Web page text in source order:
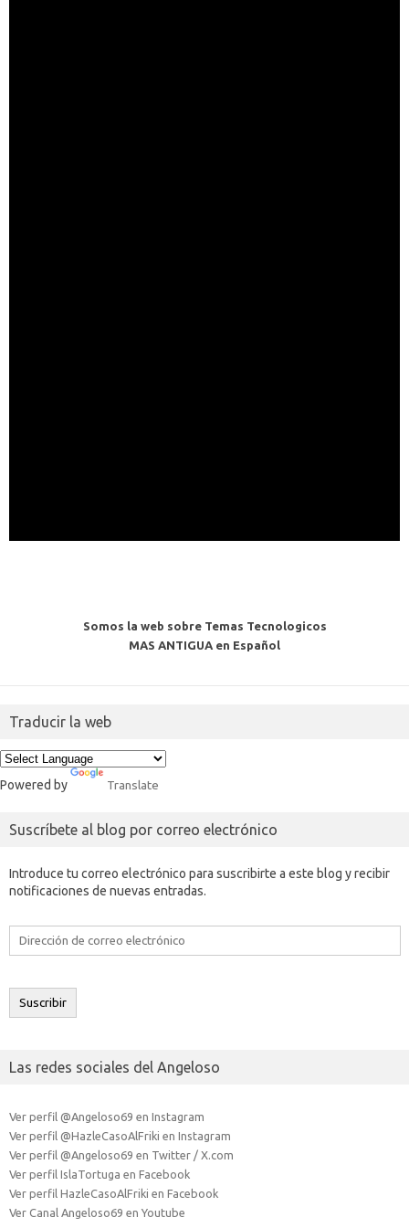
Somos la web sobre Temas Tecnologicos
MAS ANTIGUA en Español
Traducir la web
Powered by Translate
Suscríbete al blog por correo electrónico
Introduce tu correo electrónico para suscribirte a este blog y recibir
notificaciones de nuevas entradas.
Dirección
electrónico
Suscribir
Las redes sociales del Angeloso
Ver perfil @Angeloso69 en Instagram
Ver perfil @HazleCasoAlFriki en Instagram
Ver perfil @Angeloso69 en Twitter / X.com
Ver perfil IslaTortuga en Facebook
Ver perfil HazleCasoAlFriki en Facebook
Ver Canal Angeloso69 en Youtube